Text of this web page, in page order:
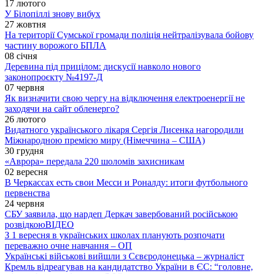
17 лютого
У Білопіллі знову вибух
27 жовтня
На території Сумської громади поліція нейтралізувала бойову
частину ворожого БПЛА
08 січня
Деревина під прицілом: дискусії навколо нового
законопроєкту №4197-Д
07 червня
Як визначити свою чергу на відключення електроенергії не
заходячи на сайт обленерго?
26 лютого
Видатного українського лікаря Сергія Лисенка нагородили
Міжнародною премією миру (Німеччина – США)
30 грудня
«Аврора» передала 220 шоломів захисникам
02 вересня
В Черкассах есть свои Месси и Роналду: итоги футбольного
первенства
24 червня
СБУ заявила, що нардеп Деркач завербований російською
розвідкоюВІДЕО
З 1 вересня в українських школах планують розпочати
переважно очне навчання – ОП
Українські військові вийшли з Сєвєродонецька – журналіст
Кремль відреагував на кандидатство України в ЄС: “головне,